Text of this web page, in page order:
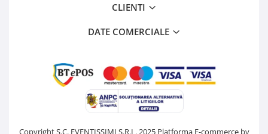
CLIENTI
DATE COMERCIALE
Copyright S.C. EVENTISSIMI S.R.L. 2025 Platforma E-commerce by